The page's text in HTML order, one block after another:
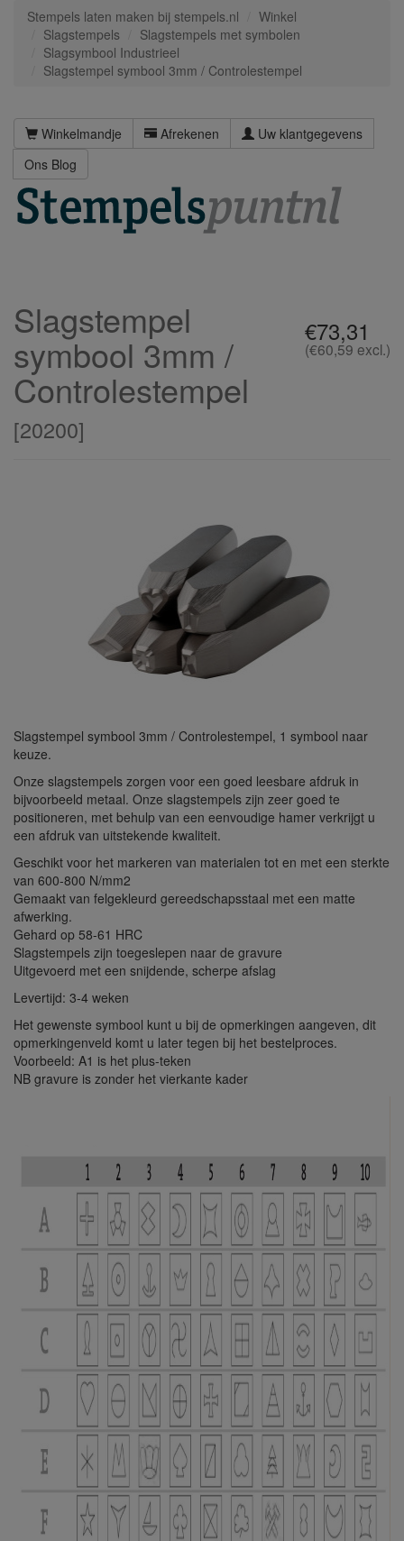
Stempels laten maken bij stempels.nl
Winkel
Slagstempels
Slagstempels met symbolen
Slagsymbool Industrieel
Slagstempel symbool 3mm / Controlestempel
Winkelmandje Afrekenen
Uw klantgegevens
Ons Blog
€73,31
(€60,59 excl.)
Slagstempel
symbool 3mm /
Controlestempel
[20200]
Slagstempel symbool 3mm / Controlestempel, 1 symbool naar
keuze.
Onze slagstempels zorgen voor een goed leesbare afdruk in
bijvoorbeeld metaal. Onze slagstempels zijn zeer goed te
positioneren, met behulp van een eenvoudige hamer verkrijgt u
een afdruk van uitstekende kwaliteit.
Geschikt voor het markeren van materialen tot en met een sterkte
van 600-800 N/mm2
Gemaakt van felgekleurd gereedschapsstaal met een matte
afwerking.
Gehard op 58-61 HRC
Slagstempels zijn toegeslepen naar de gravure
Uitgevoerd met een snijdende, scherpe afslag
Levertijd: 3-4 weken
Het gewenste symbool kunt u bij de opmerkingen aangeven, dit
opmerkingenveld komt u later tegen bij het bestelproces.
Voorbeeld: A1 is het plus-teken
NB gravure is zonder het vierkante kader